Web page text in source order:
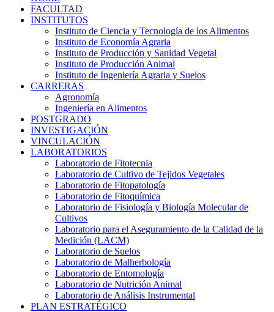
FACULTAD
INSTITUTOS
Instituto de Ciencia y Tecnología de los Alimentos
Instituto de Economía Agraria
Instituto de Producción y Sanidad Vegetal
Instituto de Producción Animal
Instituto de Ingeniería Agraria y Suelos
CARRERAS
Agronomía
Ingeniería en Alimentos
POSTGRADO
INVESTIGACIÓN
VINCULACIÓN
LABORATORIOS
Laboratorio de Fitotecnia
Laboratorio de Cultivo de Tejidos Vegetales
Laboratorio de Fitopatología
Laboratorio de Fitoquímica
Laboratorio de Fisiología y Biología Molecular de
Cultivos
Laboratorio para el Aseguramiento de la Calidad de la
Medición (LACM)
Laboratorio de Suelos
Laboratorio de Malherbología
Laboratorio de Entomología
Laboratorio de Nutrición Animal
Laboratorio de Análisis Instrumental
PLAN ESTRATÉGICO